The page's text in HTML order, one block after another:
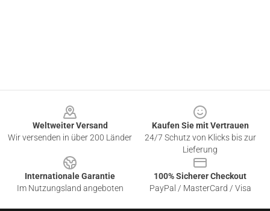
Weltweiter Versand
Wir versenden in über 200 Länder
Kaufen Sie mit Vertrauen
24/7 Schutz von Klicks bis zur
Lieferung
Internationale Garantie
Im Nutzungsland angeboten
100% Sicherer Checkout
PayPal / MasterCard / Visa